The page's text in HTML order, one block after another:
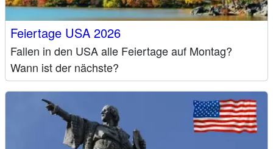
Feiertage USA 2026
Fallen in den USA alle Feiertage auf Montag?
Wann ist der nächste?